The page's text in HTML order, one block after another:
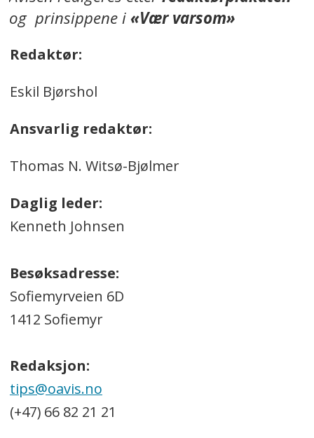
og prinsippene i«Vær varsom»
Redaktør:
Eskil Bjørshol
Ansvarlig redaktør:
Thomas N. Witsø-Bjølmer
Daglig leder:
Kenneth Johnsen
Besøksadresse:
Sofiemyrveien 6D
1412 Sofiemyr
Redaksjon:
tips@oavis.no
(+47) 66 82 21 21